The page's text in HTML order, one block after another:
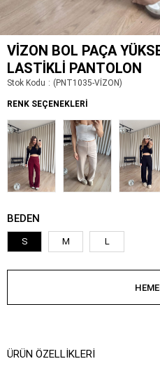
VIZON BOL PAÇA
LASTIKLI PANTOLON
Stok Kodu (PNT1035-VİZON)
RENK SEÇENEKLERI
BEDEN
S M L
ÜRÜN ÖZELLIKLERI